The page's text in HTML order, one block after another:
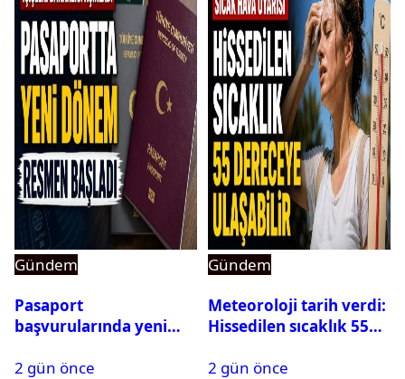
Gündem
Pasaport
başvurularında yeni
2 gün önce
Gündem
Meteoroloji tarih verdi:
Hissedilen sıcaklık 55
2 gün önce